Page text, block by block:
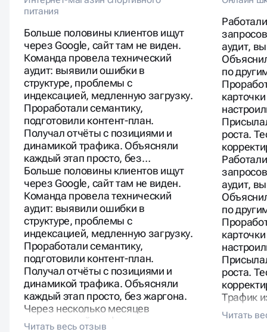
Алексей Воронов
Интернет-магазин спортивного
питания
Больше половины клиентов ищут
через Google, сайт там не виден.
Команда провела технический
аудит: выявили ошибки в
структуре, проблемы с
индексацией, медленную загрузку.
Проработали семантику,
подготовили контент-план.
Получал отчёты с позициями и
динамикой трафика. Объясняли
каждый этап просто, без…
Больше половины клиентов ищут
через Google, сайт там не виден.
Команда провела технический
аудит: выявили ошибки в
структуре, проблемы с
индексацией, медленную загрузку.
Проработали семантику,
подготовили контент-план.
Получал отчёты с позициями и
динамикой трафика. Объясняли
каждый этап просто, без жаргона.
Через несколько месяцев
Мария
Онлайн
аудит,
по
роста.
аудит,
по
роста.
Трафик